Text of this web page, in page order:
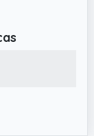
PAREJA
de
una